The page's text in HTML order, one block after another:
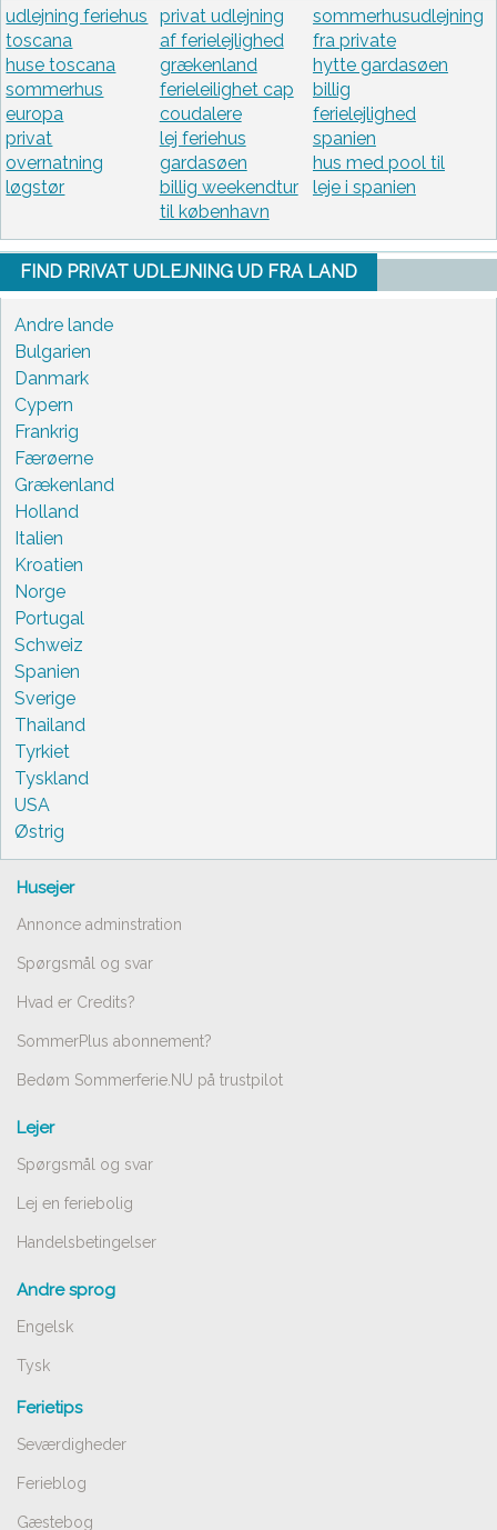
udlejning feriehus
toscana
huse toscana
sommerhus
europa
privat
overnatning
løgstør
privat udlejning
af ferielejlighed
grækenland
ferieleilighet cap
coudalere
lej feriehus
gardasøen
billig weekendtur
til københavn
sommerhusudlejning
fra private
hytte gardasøen
billig
ferielejlighed
spanien
hus med pool til
leje i spanien
FIND PRIVAT UDLEJNING UD FRA LAND
Andre lande
Bulgarien
Danmark
Cypern
Frankrig
Færøerne
Grækenland
Holland
Italien
Kroatien
Norge
Portugal
Schweiz
Spanien
Sverige
Thailand
Tyrkiet
Tyskland
USA
Østrig
Husejer
Annonce adminstration
Spørgsmål og svar
Hvad er Credits?
SommerPlus abonnement?
Bedøm Sommerferie.NU på trustpilot
Lejer
Spørgsmål og svar
Lej en feriebolig
Handelsbetingelser
Andre sprog
Engelsk
Tysk
Ferietips
Seværdigheder
Ferieblog
Gæstebog